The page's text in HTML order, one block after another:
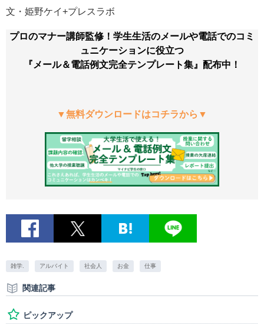
文・姫野ケイ+プレスラボ
プロのマナー講師監修！学生生活のメールや電話でのコミ
ュニケーションに役立つ
『メール＆電話例文完全テンプレート集』配布中！
▼無料ダウンロードはコチラから▼
雑学. アルバイト 社会人 お金 仕事
関連記事
ピックアップ